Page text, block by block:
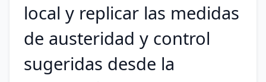
local y replicar las medidas
de austeridad y control
sugeridas desde la